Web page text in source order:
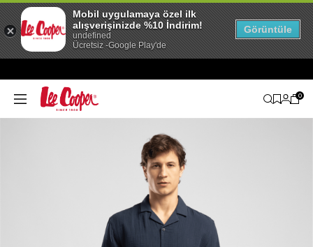
0
Mobil uygulamaya özel ilk
alışverişinizde %10 İndirim!
undefined
Ücretsiz -Google Play'de
Görüntüle